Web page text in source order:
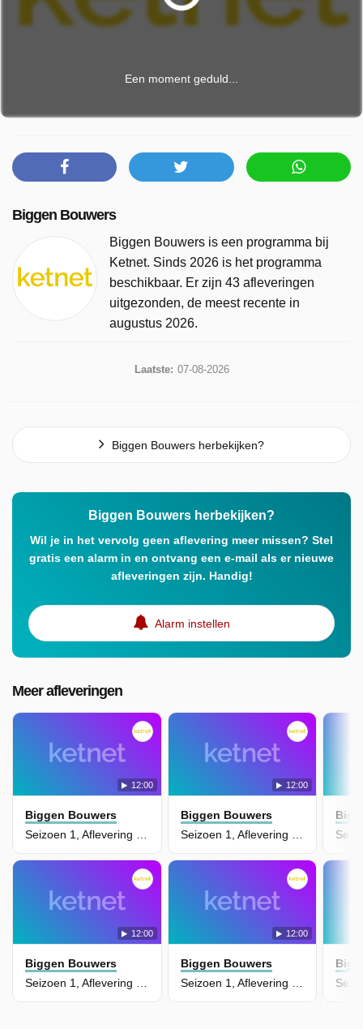
Een moment geduld...
Biggen Bouwers
Biggen Bouwers is een programma bij
Ketnet. Sinds 2026 is het programma
beschikbaar. Er zijn 43 afleveringen
uitgezonden, de meest recente in
augustus 2026.
Laatste: 07-08-2026
Biggen Bouwers herbekijken?
Biggen Bouwers herbekijken?
Wil je in het vervolg geen aflevering meer missen? Stel
gratis een alarm in en ontvang een e-mail als er nieuwe
afleveringen zijn. Handig!
Alarm instellen
Meer afleveringen
12:00
Biggen Bouwers
Seizoen 1, Aflevering 37 - Een Klein Stootje
12:00
Biggen Bouwers
Seizoen 1, Aflevering 35 - De Giechelspruitjes
12:00
Biggen Bouwers
12:00
Biggen Bouwers